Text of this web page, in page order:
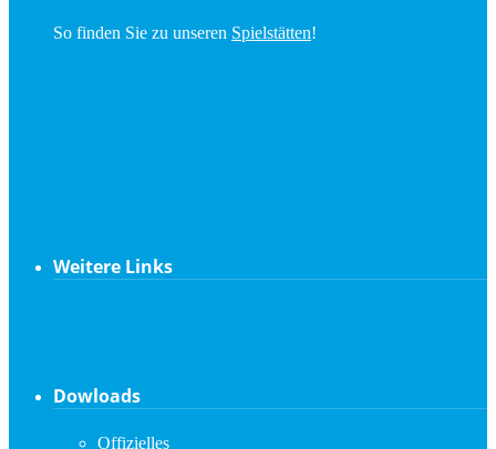
So finden Sie zu unseren Spielstätten!
Weitere Links
Dowloads
Offizielles